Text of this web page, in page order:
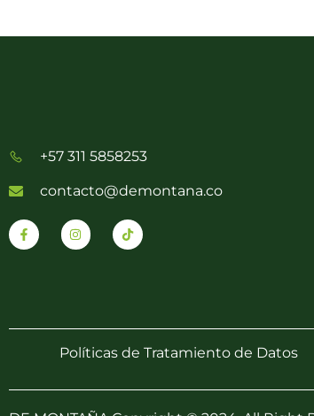
+57 311 5858253
contacto@demontana.co
Políticas de Tratamiento de Datos